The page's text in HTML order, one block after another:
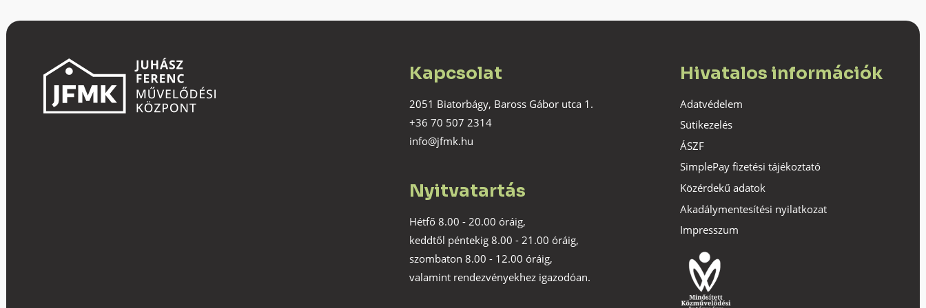
Kapcsolat
2051 Biatorbágy, Baross Gábor utca 1.
+36 70 507 2314
info@jfmk.hu
Nyitvatartás
Hétfő 8.00 - 20.00 óráig,
keddtől péntekig 8.00 - 21.00 óráig,
szombaton 8.00 - 12.00 óráig,
valamint rendezvényekhez igazodóan.
Hivatalos információk
Adatvédelem
Sütikezelés
ÁSZF
SimplePay fizetési tájékoztató
Közérdekű adatok
Akadálymentesítési nyilatkozat
Impresszum